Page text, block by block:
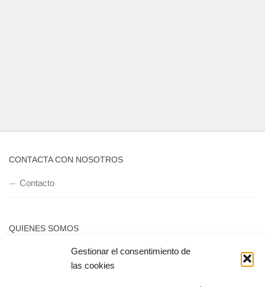
Gestionar el consentimiento de
las cookies
CONTACTA CON NOSOTROS
Contacto
QUIENES SOMOS
Quienes somos